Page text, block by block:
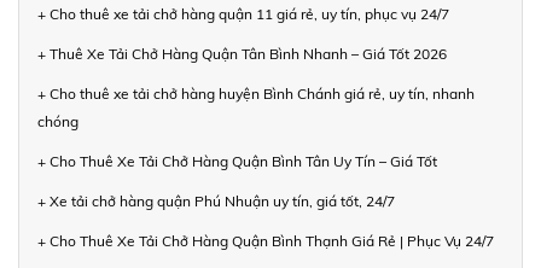
+ Cho thuê xe tải chở hàng quận 11 giá rẻ, uy tín, phục vụ 24/7
+ Thuê Xe Tải Chở Hàng Quận Tân Bình Nhanh – Giá Tốt 2026
+ Cho thuê xe tải chở hàng huyện Bình Chánh giá rẻ, uy tín, nhanh
chóng
+ Cho Thuê Xe Tải Chở Hàng Quận Bình Tân Uy Tín – Giá Tốt
+ Xe tải chở hàng quận Phú Nhuận uy tín, giá tốt, 24/7
+ Cho Thuê Xe Tải Chở Hàng Quận Bình Thạnh Giá Rẻ | Phục Vụ 24/7